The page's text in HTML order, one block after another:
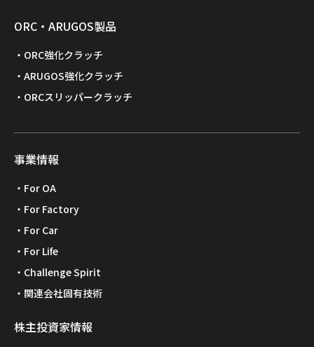
ORC・ARUGOS製品
ORC強化クラッチ
ARUGOS強化クラッチ
ORCスリッパークラッチ
事業情報
For OA
For Factory
For Car
For Life
Challenge Spirit
関連会社固有技術
株主投資家情報